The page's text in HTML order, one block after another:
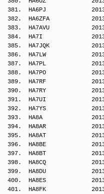
381.  HA6PJ
382.  HA6ZFA
383.  HA7AVU
384.  HA7I
385.  HA7JQK
386.  HA7LW
387.  HA7PL
388.  HA7PO
389.  HA7RF
390.  HA7RY
391.  HA7UI
392.  HA7YS
393.  HA8A
394.  HA8AR
395.  HA8AT
396.  HA8BE
397.  HA8BT
398.  HA8CQ
399.  HA8DU
400.  HA8ES
401.  HA8FK